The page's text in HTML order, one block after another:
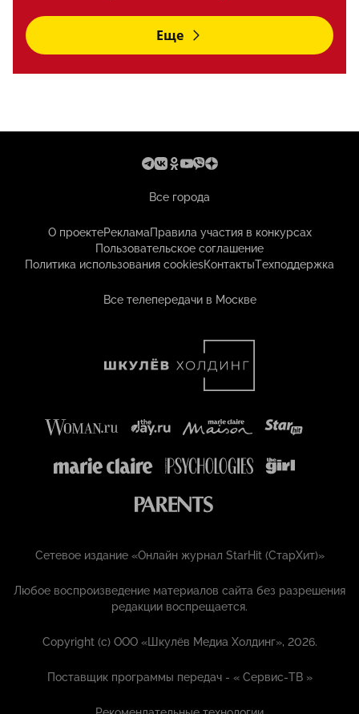
Еще
Все города
О проектеРекламаПравила участия в конкурсах
Пользовательское соглашение
Политика использования cookiesКонтактыТехподдержка
Все телепередачи в Москве
Сетевое издание «Онлайн журнал StarHit (СтарХит)»
Любое воспроизведение материалов сайта без разрешения
редакции воспрещается.
Copyright (с) ООО «Шкулёв Медиа Холдинг», 2026.
Поставщик программы передач - «Сервис-ТВ »